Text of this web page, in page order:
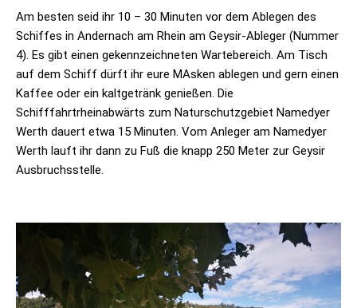
Am besten seid ihr 10 – 30 Minuten vor dem Ablegen des
Schiffes in Andernach am Rhein am Geysir-Ableger (Nummer
4). Es gibt einen gekennzeichneten Wartebereich. Am Tisch
auf dem Schiff dürft ihr eure MAsken ablegen und gern einen
Kaffee oder ein kaltgetränk genießen. Die
Schifffahrtrheinabwärts zum Naturschutzgebiet Namedyer
Werth dauert etwa 15 Minuten. Vom Anleger am Namedyer
Werth lauft ihr dann zu Fuß die knapp 250 Meter zur Geysir
Ausbruchsstelle.